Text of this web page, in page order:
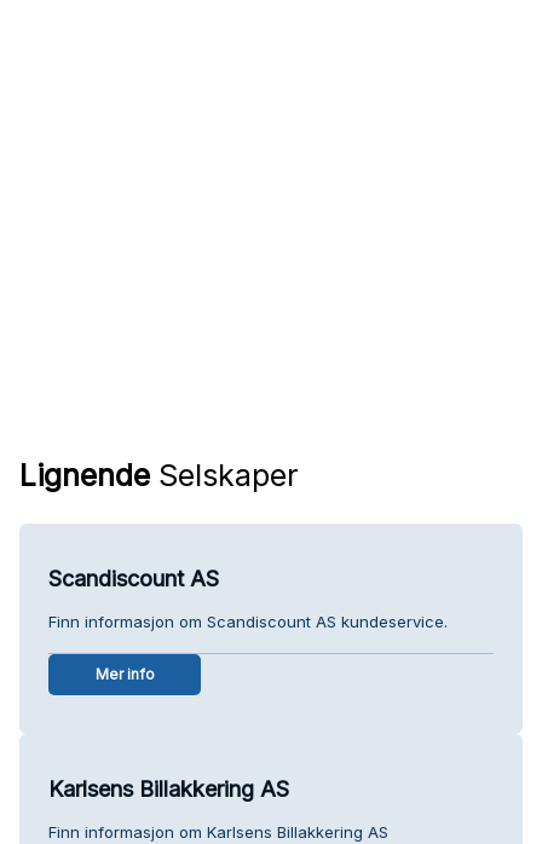
Lignende Selskaper
Scandiscount AS
Finn informasjon om Scandiscount AS kundeservice.
Mer info
Karlsens Billakkering AS
Finn informasjon om Karlsens Billakkering AS